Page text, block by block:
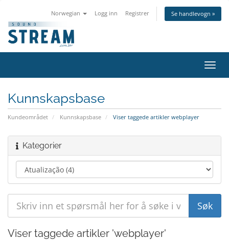
Norwegian Logg inn Registrer Se handlevogn »
Bytt
Kunnskapsbase
Kundeområdet Kunnskapsbase Viser taggede artikler webplayer
Kategorier
Viser taggede artikler 'webplayer'